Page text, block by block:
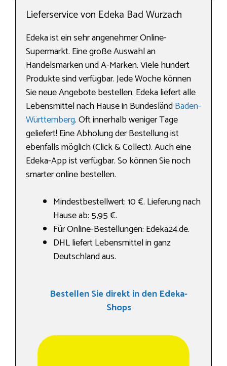
Lieferservice von Edeka Bad Wurzach
Edeka ist ein sehr angenehmer Online-
Supermarkt. Eine große Auswahl an
Handelsmarken und A-Marken. Viele hundert
Produkte sind verfügbar. Jede Woche können
Sie neue Angebote bestellen. Edeka liefert alle
Lebensmittel nach Hause in BundesländBaden-
Württemberg. Oft innerhalb weniger Tage
geliefert! Eine Abholung der Bestellung ist
ebenfalls möglich (Click & Collect). Auch eine
Edeka-App ist verfügbar. So können Sie noch
smarter online bestellen.
Mindestbestellwert: 10 €. Lieferung nach
Hause ab: 5,95 €.
Für Online-Bestellungen: Edeka24.de.
DHL liefert Lebensmittel in ganz
Deutschland aus.
Bestellen Sie direkt in den Edeka-
Shops